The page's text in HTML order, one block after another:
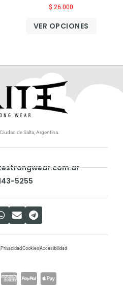
$ 26.000
VER OPCIONES
de Salta, Argentina.
5255
PrivacidadCookiesAccesibilidad